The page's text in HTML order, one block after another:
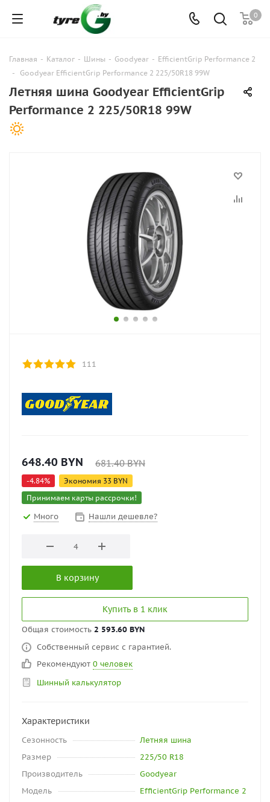
0
Главная - Каталог - Шины - Goodyear - EfficientGrip Performance 2
-
Goodyear EfficientGrip Performance 2 225/50R18 99W
Летняя шина Goodyear EfficientGrip
Performance 2 225/50R18 99W
111
648.40 BYN 681.40BYN
-4.84% Экономия 33 BYN
Принимаем карты рассрочки!
Много Нашли дешевле?
В корзину
Купить в 1 клик
Общая стоимость 2 593.60 BYN
Собственный сервис с гарантией.
Рекомендуют 0 человек
Шинный калькулятор
Характеристики
Сезонность
Летняя шина
Размер
225/50 R18
Производитель
Goodyear
Модель
EfficientGrip Performance 2